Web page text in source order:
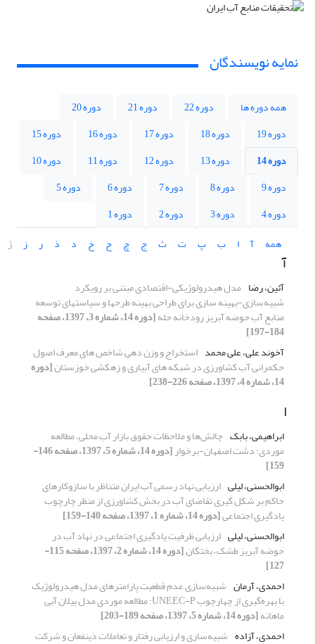
نمایه نویسندگان
همه دوره ها دوره 22 دوره 21
دوره 20
دوره 19
دوره 18 دوره 17 دوره 16
دوره 15
دوره 14
دوره 13 دوره 12 دوره 11
دوره 10
دوره 9
دوره 8 دوره 7 دوره 6
دوره 5
دوره 4
دوره 3 دوره 2
دوره 1
همه
آ ا ب پ ت ث ج چ ح خ د ذ ر ز ژ
آ
آئین، رضا مدل هیدرولوژیکی-اقتصادی مبتنی بر رویکرد
شبیه‌سازی-بهینه سازی برای طراحی بهینه طرحها و سیاستهای توسعه
منابع آب حوضه آبریز رودخانه حله [دوره 14، شماره 3، 1397، صفحه
184-197]
آخوند علی، علی محمد استخراج و وزن دهی شاخص های معرف اصول
حکمرانی آب کشاورزی در شبکه های آبیاری و زهکشی خوزستان[دوره
14، شماره 4، 1397، صفحه 226-238]
ا
ابراهیمی، بابک چالش‌ها و ملاحظات حقوق بازار آب محلی، مطالعه
موردی: دشت اصفهان-برخوار [دوره 14، شماره 5، 1397، صفحه 146-
159]
ابوالحسنی، لیلی ارزیابی نهاد رسمی آب ایران متناظر با سازوکارهای
حاکم بر شکل گیری تقاضای آب در بخش کشاورزی از منظر چارچوب
یادگیری اجتماعی[دوره 14، شماره 1، 1397، صفحه 140-159]
ابوالحسنی، لیلی ارزیابی ظرفیت یادگیری اجتماعی در نهاد آب در
حوضه‌ آبریز طشک – بختگان [دوره 14، شماره 2، 1397، صفحه 115-
127]
احمدی، آرمان شبیه‌سازی عدم قطعیت پارامترهای مدل هیدرولوژیک
با بهره‌گیری از چهارچوب UNEEC-P: مطالعه موردی مدل بیلان آبی
ماهانه[دوره 14، شماره 5، 1397، صفحه 189-203]
احمدی، آزاده شبیه‌سازی و ارزیابی رفتار و تعاملات ذینفعان و شرکت